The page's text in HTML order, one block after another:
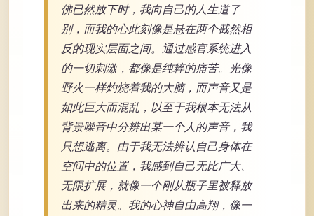
佛已然放下时，我向自己的人生道了
别，而我的心此刻像是悬在两个截然相
反的现实层面之间。通过感官系统进入
的一切刺激，都像是纯粹的痛苦。光像
野火一样灼烧着我的大脑，而声音又是
如此巨大而混乱，以至于我根本无法从
背景噪音中分辨出某一个人的声音，我
只想逃离。由于我无法辨认自己身体在
空间中的位置，我感到自己无比广大、
无限扩展，就像一个刚从瓶子里被释放
出来的精灵。我的心神自由高翔，像一